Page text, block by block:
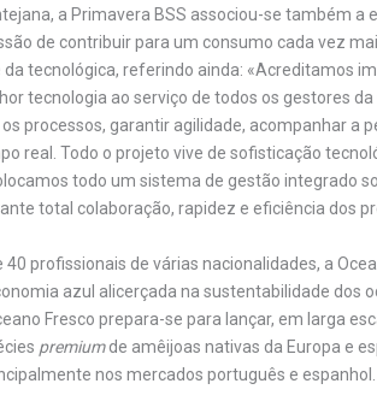
a Primavera BSS associou-se também
de contribuir para um consumo cada vez
tecnológica, referindo ainda: «Acreditamos
tecnologia ao serviço de todos os gestores
processos, garantir agilidade, acompanhar a
real. Todo o projeto vive de sofisticação
todo um sistema de gestão integrado
total colaboração, rapidez e eficiência dos
profissionais de várias nacionalidades, a
azul alicerçada na sustentabilidade dos
Fresco prepara-se para lançar, em larga
premiumde amêijoas nativas da Europa e
nos mercados português e espanhol.